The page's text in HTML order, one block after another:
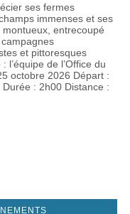
ses fermes
immenses et ses
entrecoupé
et pittoresques
l’équipe de l’Office du
octobre 2026 Départ :
: 2h00 Distance :